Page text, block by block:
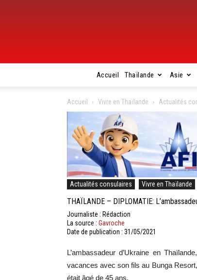
Accueil Thaïlande Asie
Accueil Vivre en Thaïlande Actualités
Actualités consulaires Vivre en Thaïlande
THAÏLANDE – DIPLOMATIE:
Journaliste : Rédaction
La source : Gavroche
Date de publication : 31/05/2021
L’ambassadeur d’Ukraine en
vacances avec son fils au Bunga
était âgé de 45 ans.